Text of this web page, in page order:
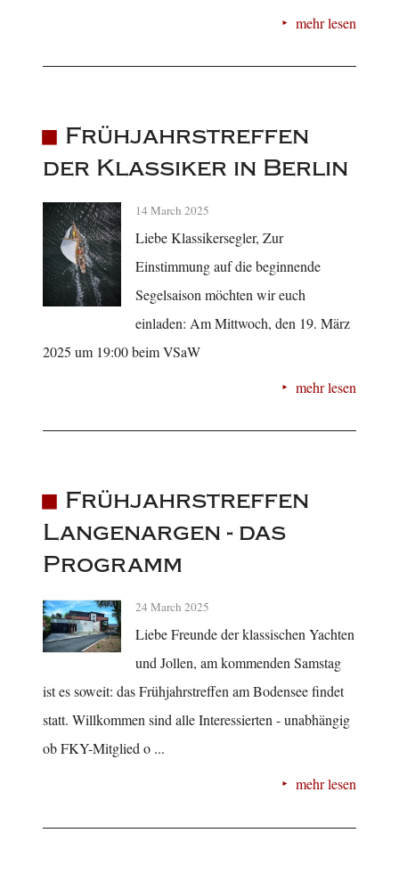
mehr lesen
Frühjahrstreffen
der Klassiker in Berlin
14 March 2025
Liebe Klassikersegler, Zur
Einstimmung auf die beginnende
Segelsaison möchten wir euch
einladen: Am Mittwoch, den 19. März
2025 um 19:00 beim VSaW
mehr lesen
Frühjahrstreffen
Langenargen - das
Programm
24 March 2025
Liebe Freunde der klassischen Yachten
und Jollen, am kommenden Samstag
ist es soweit: das Frühjahrstreffen am Bodensee findet
statt. Willkommen sind alle Interessierten - unabhängig
ob FKY-Mitglied o ...
mehr lesen